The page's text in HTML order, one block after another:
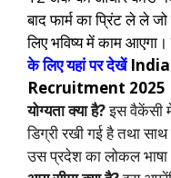
बाद फार्म का प्रिंट ले ले
लिए भविष्य में काम आएगा।
के लिए यहां पर देखें
Recruitment 2025
योग्यता क्या है?इस वैकेंसी
डिग्री रखी गई है तथा
उस प्रदेश का लोकल भाषा